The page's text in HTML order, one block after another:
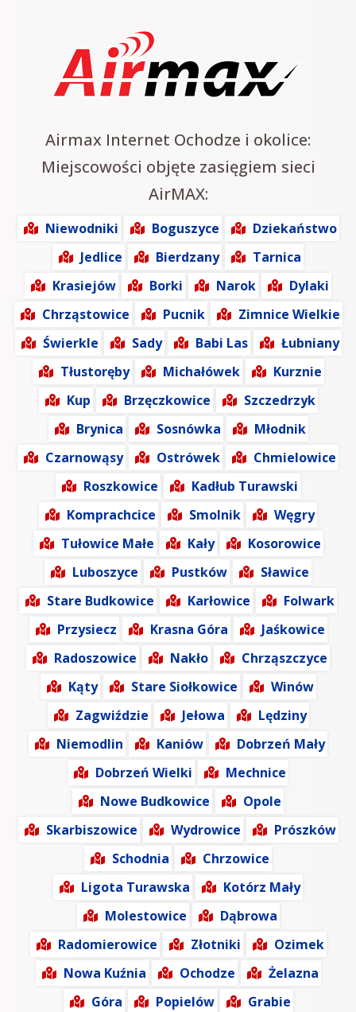
Airmax Internet Ochodze i okolice:
Miejscowości objęte zasięgiem sieci
AirMAX:
Niewodniki Boguszyce
Dziekaństwo
Jedlice
Bierdzany
Tarnica
Krasiejów
Borki Narok
Dylaki
Chrząstowice
Pucnik
Zimnice Wielkie
Świerkle
Sady Babi Las
Łubniany
Tłustoręby
Michałówek
Kurznie
Kup
Brzęczkowice
Szczedrzyk
Brynica
Sosnówka
Młodnik
Czarnowąsy
Ostrówek
Chmielowice
Roszkowice
Kadłub Turawski
Komprachcice
Smolnik
Węgry
Tułowice Małe
Kały
Kosorowice
Luboszyce
Pustków
Sławice
Stare Budkowice
Karłowice
Folwark
Przysiecz
Krasna Góra
Jaśkowice
Radoszowice
Nakło
Chrząszczyce
Kąty
Stare Siołkowice
Winów
Zagwiździe
Jełowa
Lędziny
Niemodlin
Kaniów
Dobrzeń Mały
Dobrzeń Wielki
Mechnice
Nowe Budkowice
Opole
Skarbiszowice
Wydrowice
Prószków
Schodnia
Chrzowice
Ligota Turawska
Kotórz Mały
Molestowice
Dąbrowa
Radomierowice
Złotniki
Ozimek
Nowa Kuźnia
Ochodze
Żelazna
Góra
Popielów
Grabie